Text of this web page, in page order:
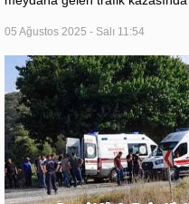
05 Ağustos 2025 - Salı 11:54